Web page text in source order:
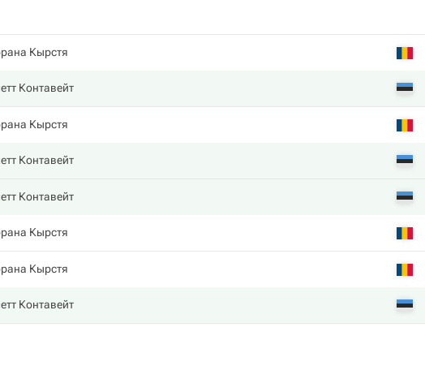
Кырстя
Контавейт
Кырстя
Контавейт
Контавейт
Кырстя
Кырстя
Контавейт